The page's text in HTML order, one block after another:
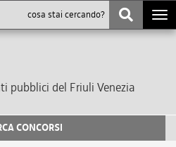
pubblici del Friuli Venezia
CONCORSI